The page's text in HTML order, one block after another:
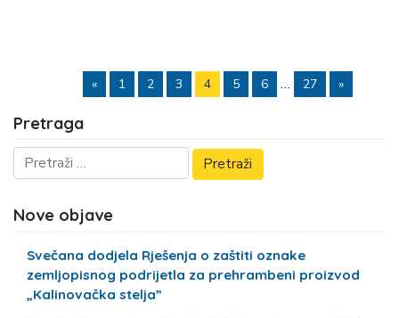
« 1 2 3 4 5 6 … 27 »
Pretraga
Nove objave
Svečana dodjela Rješenja o zaštiti oznake
zemljopisnog podrijetla za prehrambeni proizvod
„Kalinovačka stelja”